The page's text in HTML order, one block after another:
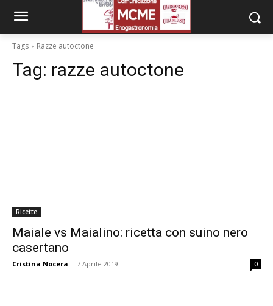
Tags Razze autoctone
Tag: razze autoctone
Ricette
Maiale vs Maialino: ricetta con suino nero
casertano
Cristina Nocera - 7 Aprile 2019 0